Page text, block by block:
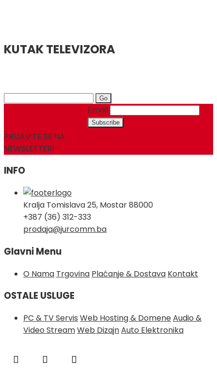
KUTAK TELEVIZORA
Search
PRIJAVITE SE NA
NEWSLETTER!
Email
INFO
Kralja Tomislava 25, Mostar 88000
+387 (36) 312-333
prodaja@jurcomm.ba
Glavni Menu
O Nama Trgovina Plaćanje & Dostava Kontakt
OSTALE USLUGE
PC & TV Servis Web Hosting & DomeneAudio &
Video StreamWeb DizajnAuto Elektronika